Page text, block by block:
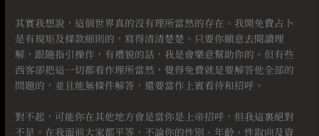
其實我想說，這個世界真的沒有理所當然的存在。我開免費占卜
是有規矩及條款細則的，寫得清清楚楚。只要你願意去閱讀理
解，跟隨指引操作，有禮貌的話，我是會樂意幫助你的。但有些
西客卻把這一切都看作理所當然，覺得免費就是要解答他全部的
問題的，並且能無條件解答，還要當作上賓看待和招呼。
對不起，可能你在其他地方會是當你是上帝招呼，但我這裏絕對
不是。在我面前大家都平等，不論你的性別、年齡、性取向及資